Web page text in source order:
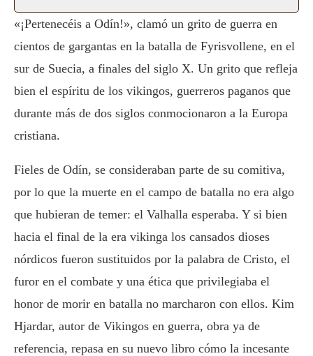
«¡Pertenecéis a Odín!», clamó un grito de guerra en
cientos de gargantas en la batalla de Fyrisvollene, en el
sur de Suecia, a finales del siglo X. Un grito que refleja
bien el espíritu de los vikingos, guerreros paganos que
durante más de dos siglos conmocionaron a la Europa
cristiana.
Fieles de Odín, se consideraban parte de su comitiva,
por lo que la muerte en el campo de batalla no era algo
que hubieran de temer: el Valhalla esperaba. Y si bien
hacia el final de la era vikinga los cansados dioses
nórdicos fueron sustituidos por la palabra de Cristo, el
furor en el combate y una ética que privilegiaba el
honor de morir en batalla no marcharon con ellos. Kim
Hjardar, autor de Vikingos en guerra, obra ya de
referencia, repasa en su nuevo libro cómo la incesante